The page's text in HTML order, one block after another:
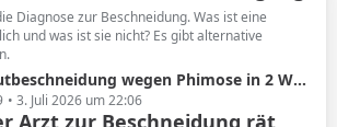
Diagnose zur Beschneidung. Was ist eine
und was ist sie nicht? Es gibt alternative
wegen Phimose in 2 Wochen
3. Juli 2026 um 22:06
Arzt zur Beschneidung rät